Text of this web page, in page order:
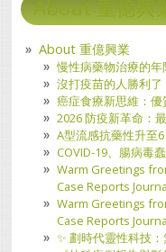
About 重億興
About 重億興業
慢性病藥物治療的
沒打疫苗的人勝利了
癌症食療新思維：
2026 防疫新革命：
A型流感抗藥性升至6
COVID-19、腸病毒
Warm Greetings
Case Reports
Warm Greetings
Case Reports
​✨ 劃時代靈性科技